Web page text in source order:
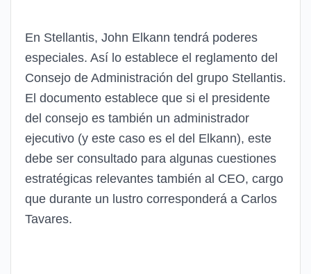
En Stellantis, John Elkann tendrá poderes
especiales. Así lo establece el reglamento del
Consejo de Administración del grupo Stellantis.
El documento establece que si el presidente
del consejo es también un administrador
ejecutivo (y este caso es el del Elkann), este
debe ser consultado para algunas cuestiones
estratégicas relevantes también al CEO, cargo
que durante un lustro corresponderá a Carlos
Tavares.